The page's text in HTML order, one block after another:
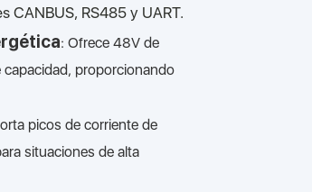
CANBUS, RS485 y UART.
: Ofrece 48V de
proporcionando
picos de corriente de
situaciones de alta